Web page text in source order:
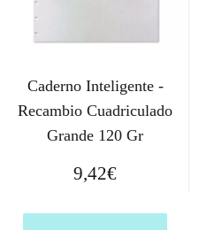
Caderno Inteligente -
Recambio Cuadriculado
Grande 120 Gr
9,42€